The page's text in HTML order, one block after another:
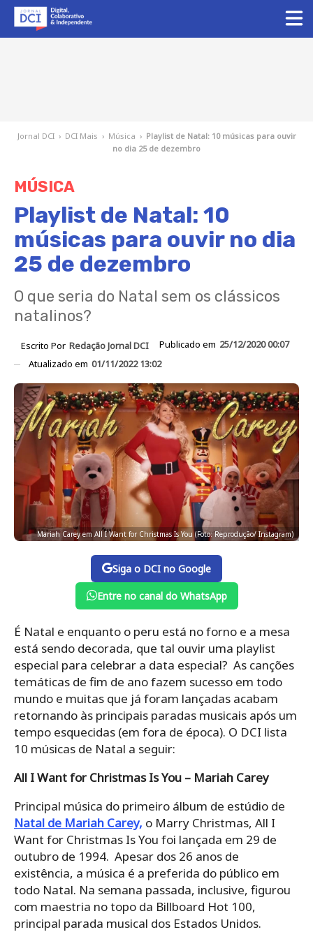
Jornal DCI › DCI Mais › Música › Playlist de Natal: 10 músicas para ouvir
no dia 25 de dezembro
MÚSICA
Playlist de Natal: 10
músicas para ouvir no dia
25 de dezembro
O que seria do Natal sem os clássicos
natalinos?
Escrito Por Redação Jornal DCI Publicado em 25/12/2020 00:07
Atualizado em 01/11/2022 13:02
Mariah Carey em All I Want for Christmas Is You (Foto: Reprodução/ Instagram)
Siga o DCI no Google
Entre no canal do WhatsApp
É Natal e enquanto o peru está no forno e a mesa
está sendo decorada, que tal ouvir uma playlist
especial para celebrar a data especial? As canções
temáticas de fim de ano fazem sucesso em todo
mundo e muitas que já foram lançadas acabam
retornando às principais paradas musicais após um
tempo esquecidas (em fora de época). O DCI lista
10 músicas de Natal a seguir:
All I Want for Christmas Is You – Mariah Carey
Principal música do primeiro álbum de estúdio de
Natal de Mariah Carey, o Marry Christmas, All I
Want for Christmas Is You foi lançada em 29 de
outubro de 1994. Apesar dos 26 anos de
existência, a música é a preferida do público em
todo Natal. Na semana passada, inclusive, figurou
com maestria no topo da Billboard Hot 100,
principal parada musical dos Estados Unidos.